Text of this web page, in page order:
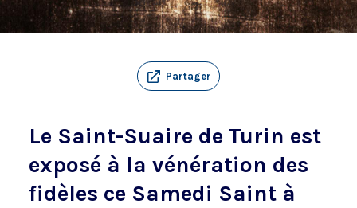
Partager
Le Saint-Suaire de Turin est
exposé à la vénération des
fidèles ce Samedi Saint à